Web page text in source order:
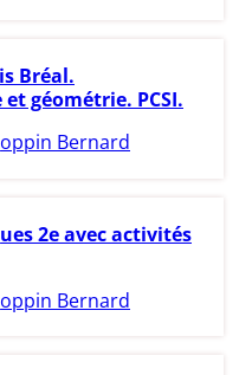
Bréal.
géométrie. PCSI.
Bernard
2e avec activités
Bernard